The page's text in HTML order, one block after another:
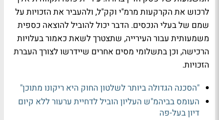
לרכוש את הקרקעות מרמ"י וקק"ל, ולהעביר את הזכויות על
שמם של בעלי הנכסים. הדבר יכול להוביל להוצאה כספית
משמעותית עבור העירייה, שתצטרך לשאת כאמור בעלויות
הרכישה, וכן בתשלומי מסים אחרים שיידרשו לצורך העברת
הזכויות.
"הסכנה הגדולה ביותר לשלטון החוק היא ריקונו מתוכן"
העומס בביהמ"ש העליון הוביל לדחיית ערעור ללא קיום
דיון בעל-פה